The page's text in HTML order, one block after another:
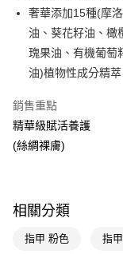
街口支付
悠遊付
Google Pay
【關於「AFTEE先享後付
AFTEE先享後付是「在
３．安心：先確認商品
【「AFTEE先享後付」
即享券
全家取貨付款
每筆NT$65，滿
奢華添加15種(摩
油、葵花籽油、橄
瑰果油、有機葡萄
油)植物性成分精
銷售重點
精華級賦活養護
(絲綢裸膚)
相關分類
指甲 粉色 指